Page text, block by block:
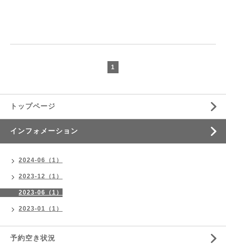
1
トップページ
インフォメーション
2024-06（1）
2023-12（1）
2023-06（1）
2023-01（1）
予約空き状況